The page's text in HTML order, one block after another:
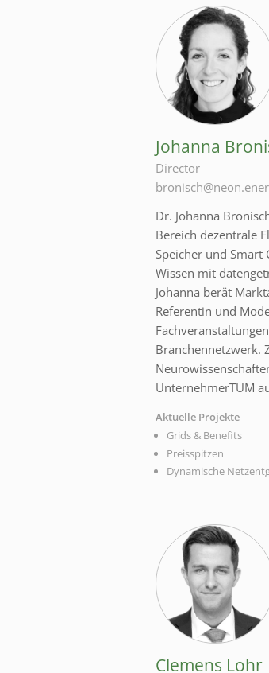
Johanna
Director
Dr. Johanna
Bereich dezentrale
Speicher und Smart
Wissen mit
Johanna berät
Referentin und
Branchennetzwerk.
UnternehmerTUM
Aktuelle Projekte
Grids & Benefits
Preisspitzen
Dynamische
Clemens Lohr